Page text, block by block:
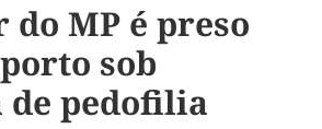
MP é preso
sob
de pedofilia